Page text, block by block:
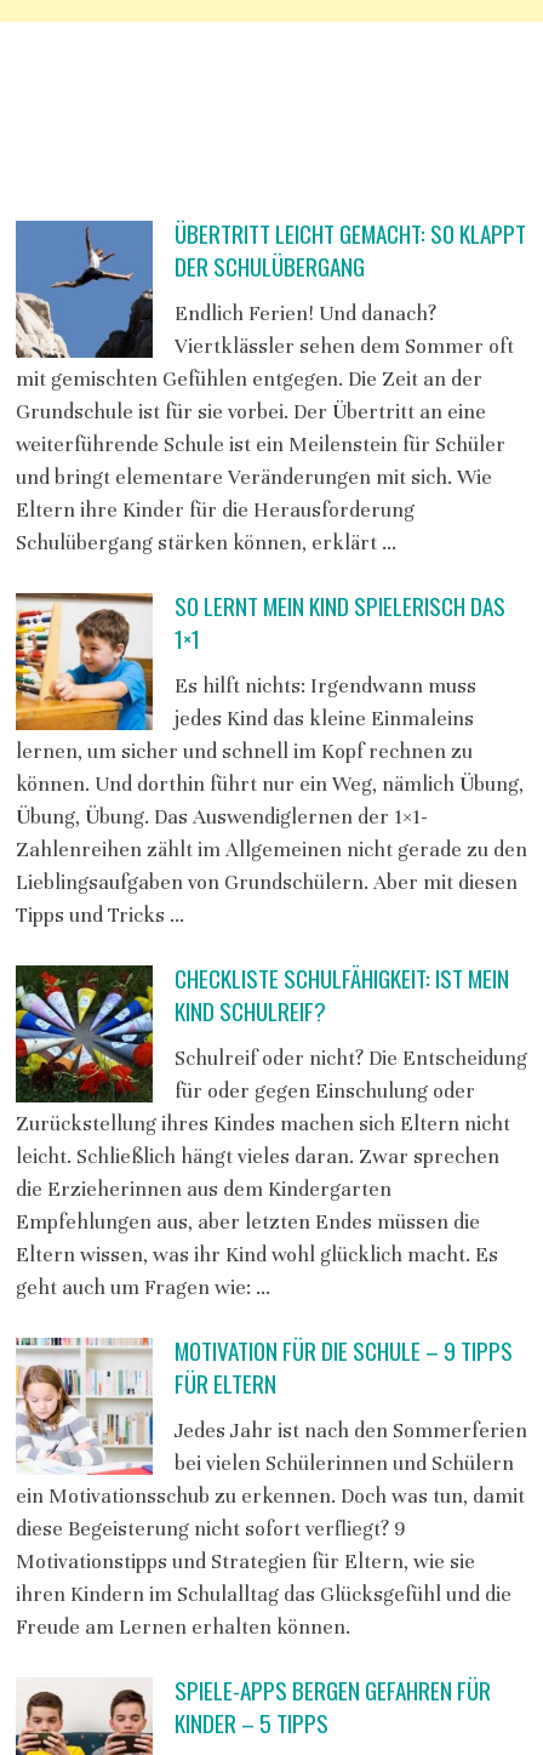
ÜBERTRITT LEICHT GEMACHT: SO KLAPPT
DER SCHULÜBERGANG
Endlich Ferien! Und danach?
Viertklässler sehen dem Sommer oft
mit gemischten Gefühlen entgegen. Die Zeit an der
Grundschule ist für sie vorbei. Der Übertritt an eine
weiterführende Schule ist ein Meilenstein für Schüler
und bringt elementare Veränderungen mit sich. Wie
Eltern ihre Kinder für die Herausforderung
Schulübergang stärken können, erklärt …
SO LERNT MEIN KIND SPIELERISCH DAS
1×1
Es hilft nichts: Irgendwann muss
jedes Kind das kleine Einmaleins
lernen, um sicher und schnell im Kopf rechnen zu
können. Und dorthin führt nur ein Weg, nämlich Übung,
Übung, Übung. Das Auswendiglernen der 1×1-
Zahlenreihen zählt im Allgemeinen nicht gerade zu den
Lieblingsaufgaben von Grundschülern. Aber mit diesen
Tipps und Tricks …
CHECKLISTE SCHULFÄHIGKEIT: IST MEIN
KIND SCHULREIF?
Schulreif oder nicht? Die Entscheidung
für oder gegen Einschulung oder
Zurückstellung ihres Kindes machen sich Eltern nicht
leicht. Schließlich hängt vieles daran. Zwar sprechen
die Erzieherinnen aus dem Kindergarten
Empfehlungen aus, aber letzten Endes müssen die
Eltern wissen, was ihr Kind wohl glücklich macht. Es
geht auch um Fragen wie: …
MOTIVATION FÜR DIE SCHULE – 9 TIPPS
FÜR ELTERN
Jedes Jahr ist nach den Sommerferien
bei vielen Schülerinnen und Schülern
ein Motivationsschub zu erkennen. Doch was tun, damit
diese Begeisterung nicht sofort verfliegt? 9
Motivationstipps und Strategien für Eltern, wie sie
ihren Kindern im Schulalltag das Glücksgefühl und die
Freude am Lernen erhalten können.
SPIELE-APPS BERGEN GEFAHREN FÜR
KINDER – 5 TIPPS